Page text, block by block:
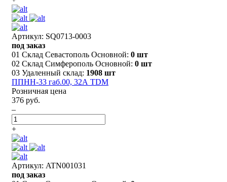
Артикул: SQ0713-0003
под заказ
01 Склад Севастополь Основной: 0 шт
02 Склад Симферополь Основной: 0 шт
03 Удаленный склад: 1908 шт
ППНН-33 габ.00, 32А TDM
Розничная цена
376 руб.
–
+
Артикул: ATN001031
под заказ